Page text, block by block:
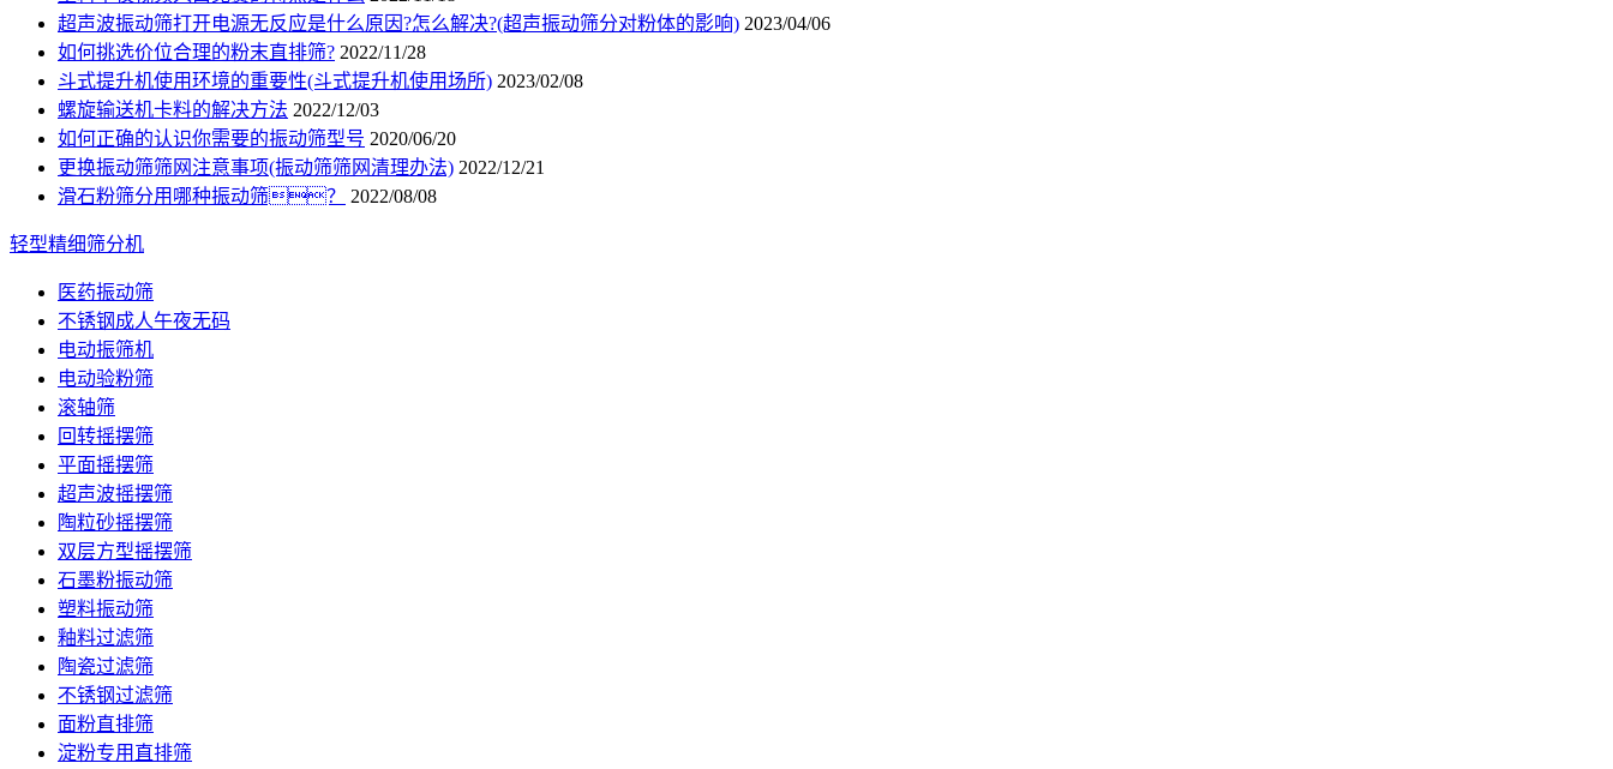
超声波振动筛打开电源无反应是什么原因?怎么解决?(超声振动筛分对粉体的影响) 2023/04/06
如何挑选价位合理的粉末直排筛? 2022/11/28
斗式提升机使用环境的重要性(斗式提升机使用场所) 2023/02/08
螺旋输送机卡料的解决方法 2022/12/03
如何正确的认识你需要的振动筛型号 2020/06/20
更换振动筛筛网注意事项(振动筛筛网清理办法) 2022/12/21
滑石粉筛分用哪种振动筛？
2022/08/08
轻型精细筛分机
医药振动筛
不锈钢成人午夜无码
电动振筛机
电动验粉筛
滚轴筛
回转摇摆筛
平面摇摆筛
超声波摇摆筛
陶粒砂摇摆筛
双层方型摇摆筛
石墨粉振动筛
塑料振动筛
釉料过滤筛
陶瓷过滤筛
不锈钢过滤筛
面粉直排筛
淀粉专用直排筛